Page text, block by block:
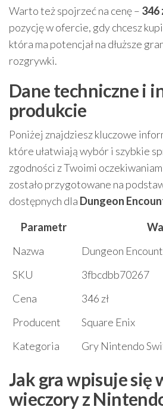
Warto też spojrzeć na cenę – 346
pozycję w ofercie, gdy chcesz
która ma potencjał na dłuższe
rozgrywki.
Dane techniczne i
produkcie
Poniżej znajdziesz kluczowe
które ułatwiają wybór i szybkie
zgodności z Twoimi
zostało przygotowane na
dostępnych dla Dungeon
Parametr
Nazwa
Dungeon
SKU
3fbcdbb70267
Cena
346 zł
Producent
Square Enix
Kategoria
Gry Nintendo
Jak gra wpisuje się
wieczory z